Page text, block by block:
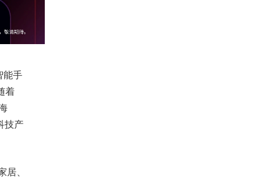
能手
着
技产
居、